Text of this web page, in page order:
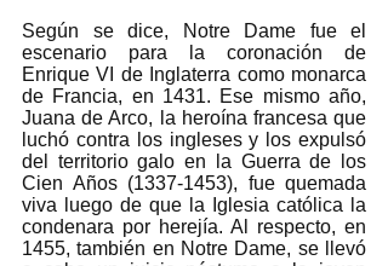
Según se dice, Notre Dame fue el
escenario para la coronación de
Enrique VI de Inglaterra como monarca
de Francia, en 1431. Ese mismo año,
Juana de Arco, la heroína francesa que
luchó contra los ingleses y los expulsó
del territorio galo en la Guerra de los
Cien Años (1337-1453), fue quemada
viva luego de que la Iglesia católica la
condenara por herejía. Al respecto, en
1455, también en Notre Dame, se llevó